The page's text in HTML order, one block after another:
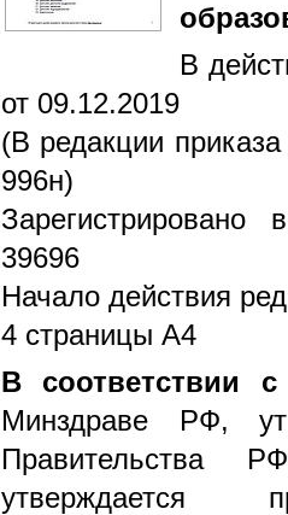
В
от 09.12.2019
(В редакции
996н)
39696
Начало действия
4 страницы А4
В соответствии
Минздраве РФ,
утверждается